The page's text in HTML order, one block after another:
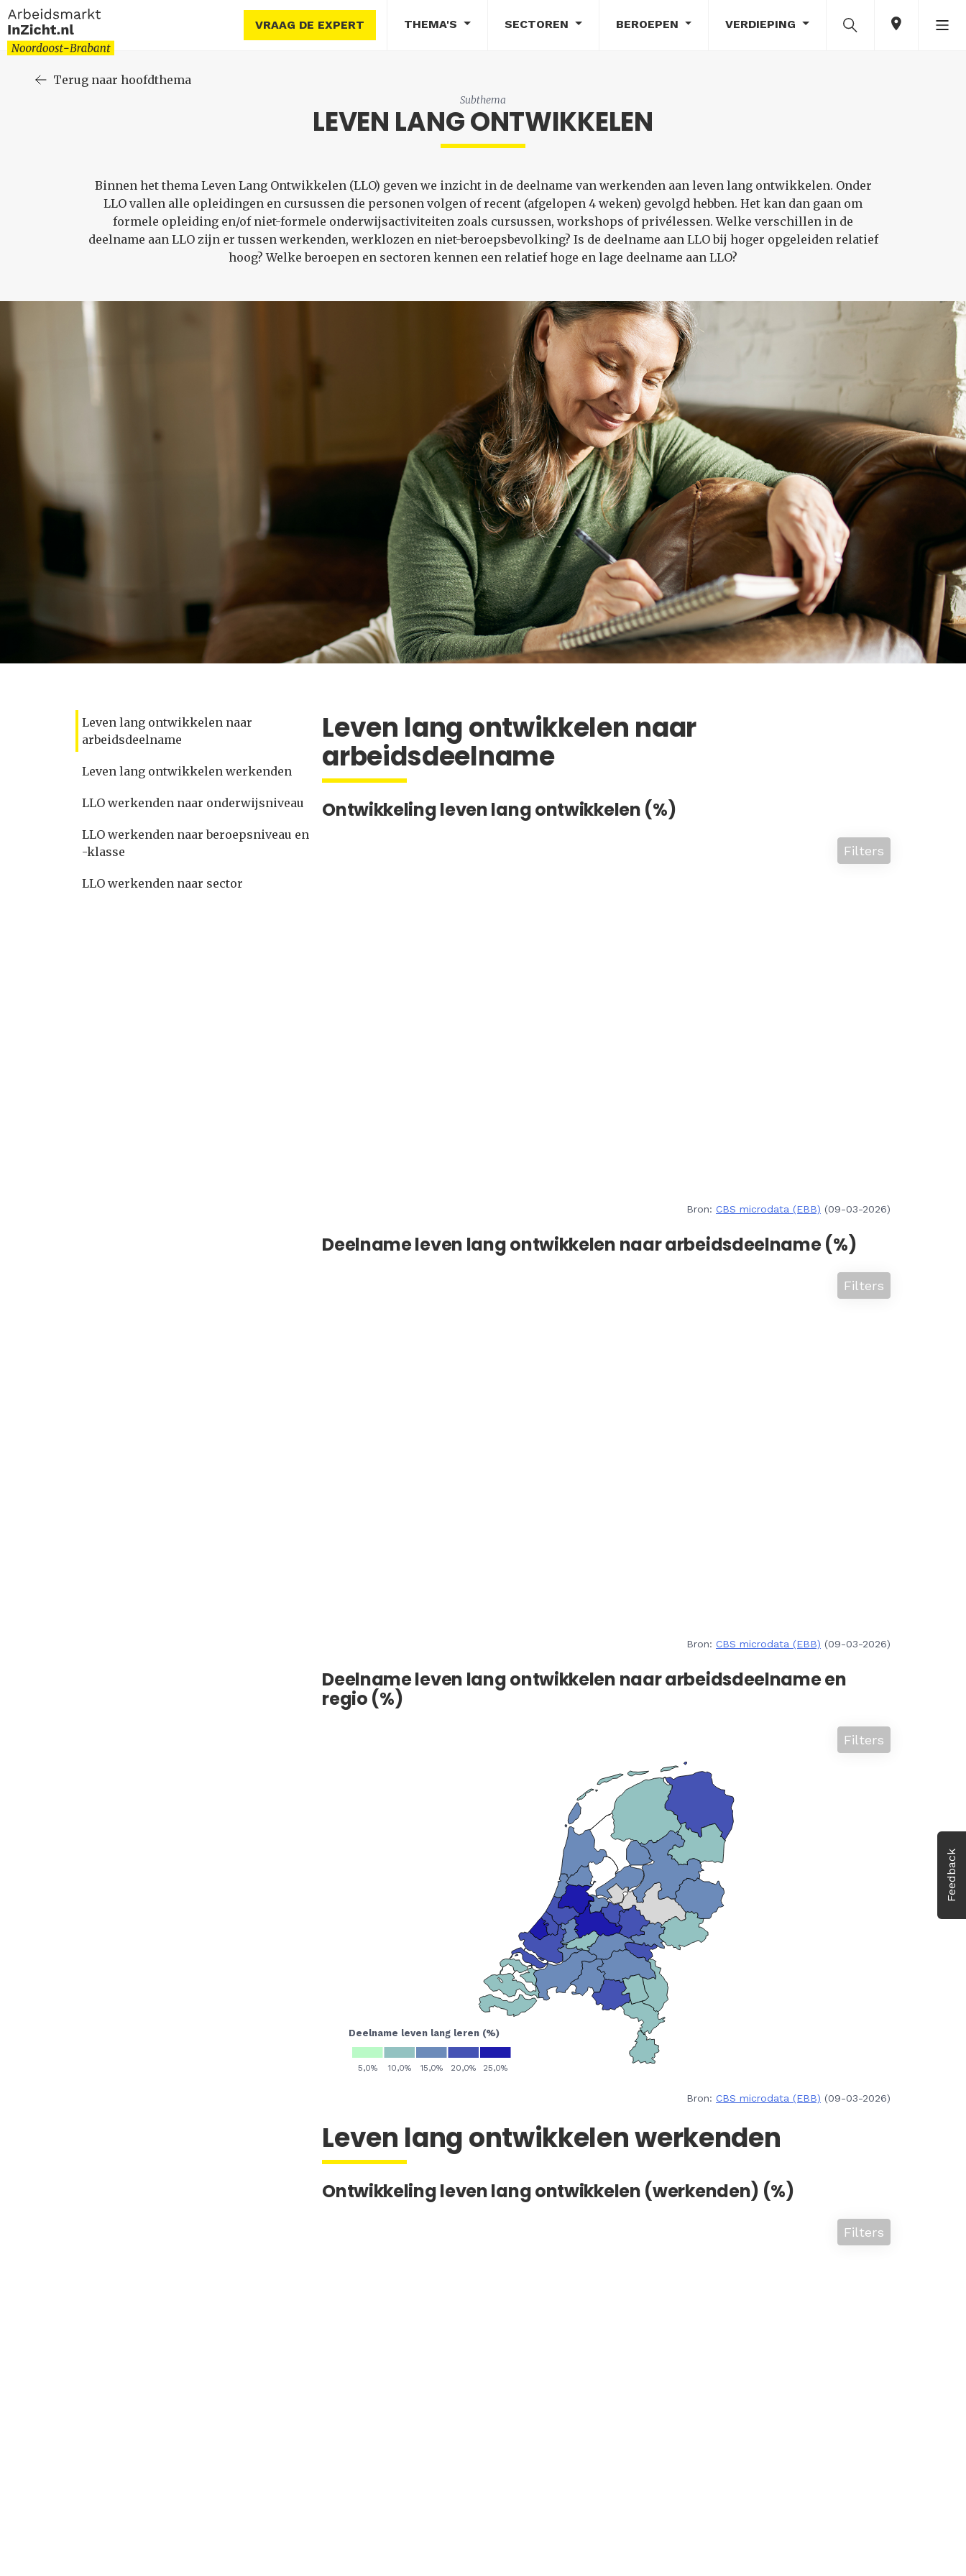
VRAAG DE EXPERT THEMA'S SECTOREN BEROEPEN VERDIEPING
Feedback
Terug naar hoofdthema
Subthema
LEVEN LANG ONTWIKKELEN
Binnen het thema Leven Lang Ontwikkelen (LLO) geven we inzicht in de deelname van werkenden aan leven lang ontwikkelen. Onder
LLO vallen alle opleidingen en cursussen die personen volgen of recent (afgelopen 4 weken) gevolgd hebben. Het kan dan gaan om
formele opleiding en/of niet-formele onderwijsactiviteiten zoals cursussen, workshops of privélessen. Welke verschillen in de
deelname aan LLO zijn er tussen werkenden, werklozen en niet-beroepsbevolking? Is de deelname aan LLO bij hoger opgeleiden relatief
hoog? Welke beroepen en sectoren kennen een relatief hoge en lage deelname aan LLO?
Leven lang ontwikkelen naar
arbeidsdeelname
Leven lang ontwikkelen werkenden
LLO werkenden naar onderwijsniveau
LLO werkenden naar beroepsniveau en
-klasse
LLO werkenden naar sector
Leven lang ontwikkelen naar
arbeidsdeelname
Ontwikkeling leven lang ontwikkelen (%)
Filters
Bron: CBS microdata (EBB) (09-03-2026)
Deelname leven lang ontwikkelen naar arbeidsdeelname (%)
Filters
Bron: CBS microdata (EBB) (09-03-2026)
Deelname leven lang ontwikkelen naar arbeidsdeelname en
regio (%)
Filters
Bron: CBS microdata (EBB) (09-03-2026)
Leven lang ontwikkelen werkenden
Ontwikkeling leven lang ontwikkelen (werkenden) (%)
Filters